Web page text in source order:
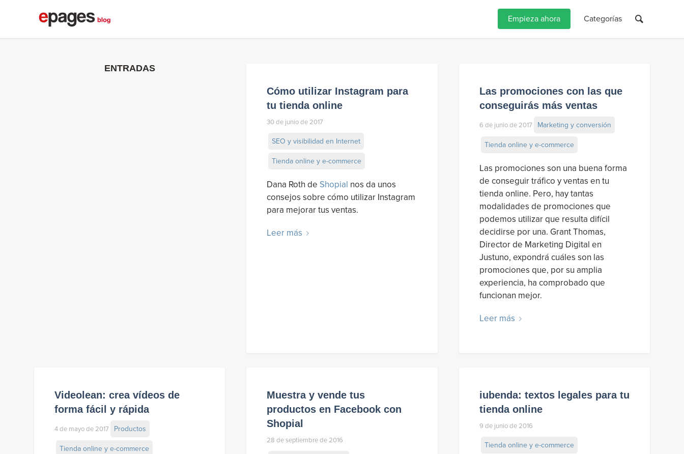
Empieza ahora Categorías
ENTRADAS
Cómo utilizar Instagram para
tu tienda online
30 de junio de 2017
SEO y visibilidad en Internet
Tienda online y e-commerce
Dana Roth de Shopial nos da unos
consejos sobre cómo utilizar Instagram
para mejorar tus ventas.
Leer más
Las promociones con las que
conseguirás más ventas
6 de junio de 2017 Marketing y conversión
Tienda online y e-commerce
Las promociones son una buena forma
de conseguir tráfico y ventas en tu
tienda online. Pero, hay tantas
modalidades de promociones que
podemos utilizar que resulta difícil
decidirse por una. Grant Thomas,
Director de Marketing Digital en
Justuno, expondrá cuáles son las
promociones que, por su amplia
experiencia, ha comprobado que
funcionan mejor.
Leer más
Videolean: crea vídeos de
forma fácil y rápida
4 de mayo de 2017 Productos
Tienda online y e-commerce
Muestra y vende tus
productos en Facebook con
Shopial
28 de septiembre de 2016
iubenda: textos legales para tu
tienda online
9 de junio de 2016
Tienda online y e-commerce